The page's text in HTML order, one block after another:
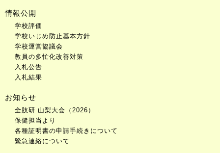
情報公開
学校評価
学校いじめ防止基本方針
学校運営協議会
教員の多忙化改善対策
入札公告
入札結果
お知らせ
全肢研 山梨大会（2026）
保健担当より
各種証明書の申請手続きについて
緊急連絡について